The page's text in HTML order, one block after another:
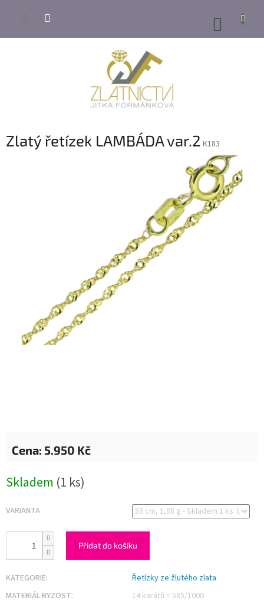
KOŠÍK
Zlatý řetízek LAMBÁDA var.2 K183
5.950 Kč
cena:
Skladem (1 ks)
VARIANTA
Přidat do košíku
KATEGORIE:
Řetízky ze žlutého zlata
MATERIÁL RYZOST:
14 karátů = 585/1000